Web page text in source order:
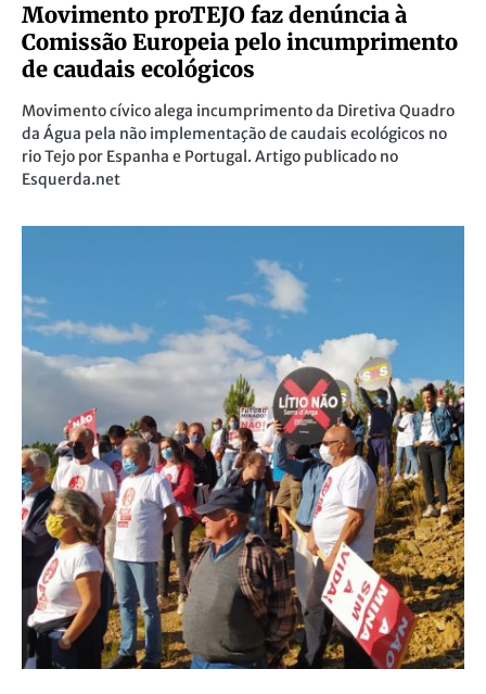
Movimento proTEJO faz denúncia à
Comissão Europeia pelo incumprimento
de caudais ecológicos
Movimento cívico alega incumprimento da Diretiva Quadro
da Água pela não implementação de caudais ecológicos no
rio Tejo por Espanha e Portugal. Artigo publicado no
Esquerda.net